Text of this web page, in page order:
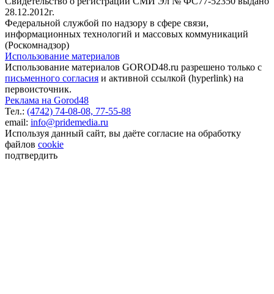
28.12.2012г.
Федеральной службой по надзору в сфере связи,
информационных технологий и массовых коммуникаций
(Роскомнадзор)
Использование материалов
Использование материалов GOROD48.ru разрешено только с
письменного согласия и активной ссылкой (hyperlink) на
первоисточник.
Реклама на Gorod48
Тел.: (4742) 74-08-08, 77-55-88
email: info@pridemedia.ru
Используя данный сайт, вы даёте согласие на обработку
файлов cookie
подтвердить